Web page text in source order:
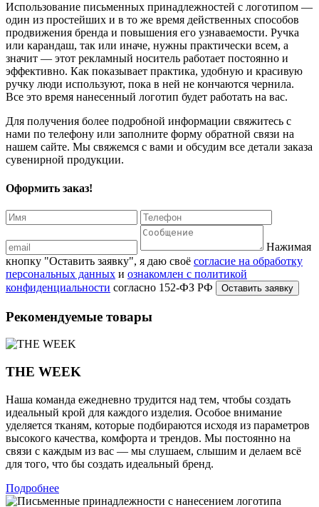
Использование письменных принадлежностей с логотипом —
один из простейших и в то же время действенных способов
продвижения бренда и повышения его узнаваемости. Ручка
или карандаш, так или иначе, нужны практически всем, а
значит — этот рекламный носитель работает постоянно и
эффективно. Как показывает практика, удобную и красивую
ручку люди используют, пока в ней не кончаются чернила.
Все это время нанесенный логотип будет работать на вас.
Для получения более подробной информации свяжитесь с
нами по телефону или заполните форму обратной связи на
нашем сайте. Мы свяжемся с вами и обсудим все детали заказа
сувенирной продукции.
Оформить заказ!
Нажимая
кнопку "Оставить заявку", я даю своё согласие на обработку
персональных данных и ознакомлен с политикой
конфиденциальности согласно 152-ФЗ РФ
Рекомендуемые товары
THE WEEK
Наша команда ежедневно трудится над тем, чтобы создать
идеальный крой для каждого изделия. Особое внимание
уделяется тканям, которые подбираются исходя из параметров
высокого качества, комфорта и трендов. Мы постоянно на
связи с каждым из вас — мы слушаем, слышим и делаем всё
для того, что бы создать идеальный бренд.
Подробнее